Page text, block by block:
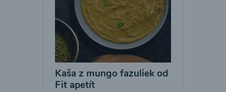
Kaša z mungo fazuliek od
Fit apetít